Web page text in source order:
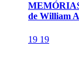
de William
19 19